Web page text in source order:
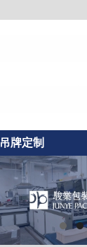
吊牌定制